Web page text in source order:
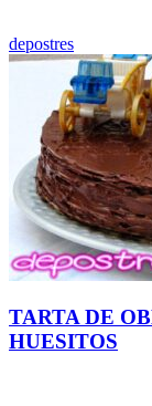
depostres
TARTA DE
HUESITOS